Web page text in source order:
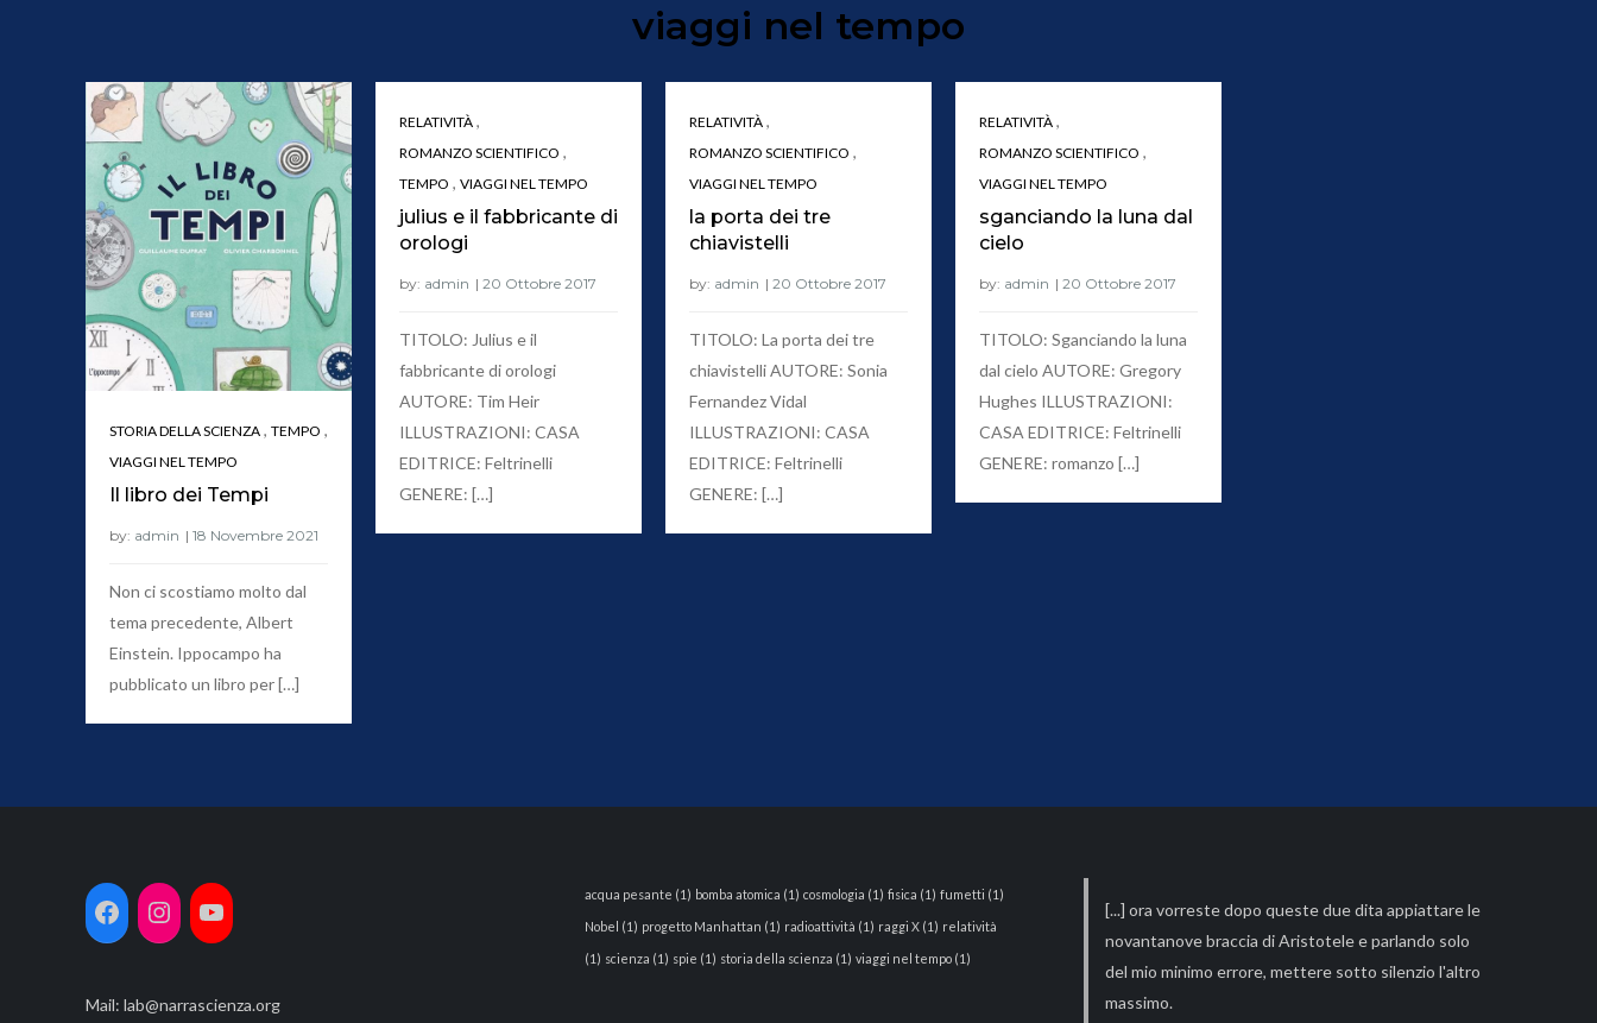
viaggi nel tempo
STORIA DELLA SCIENZA , TEMPO ,
VIAGGI NEL TEMPO
Il libro dei Tempi
by: admin
Non ci scostiamo molto dal
tema precedente, Albert
Einstein. Ippocampo ha
pubblicato un libro per […]
RELATIVITÀ ,
ROMANZO SCIENTIFICO ,
TEMPO , VIAGGI NEL TEMPO
julius e il fabbricante di
orologi
by: admin
TITOLO: Julius e il
fabbricante di orologi
AUTORE: Tim Heir
ILLUSTRAZIONI: CASA
EDITRICE: Feltrinelli
GENERE: […]
RELATIVITÀ ,
ROMANZO SCIENTIFICO ,
VIAGGI NEL TEMPO
la porta dei tre
chiavistelli
by: admin
TITOLO: La porta dei tre
chiavistelli AUTORE: Sonia
Fernandez Vidal
ILLUSTRAZIONI: CASA
EDITRICE: Feltrinelli
GENERE: […]
RELATIVITÀ ,
ROMANZO SCIENTIFICO ,
VIAGGI NEL TEMPO
sganciando la luna dal
cielo
by: admin
TITOLO: Sganciando la luna
dal cielo AUTORE: Gregory
Hughes ILLUSTRAZIONI:
CASA EDITRICE: Feltrinelli
GENERE: romanzo […]
Mail: lab@narrascienza.org
acqua pesante (1) bomba atomica (1) cosmologia (1) fisica (1) fumetti (1)
Nobel (1) progetto Manhattan (1) radioattività (1) raggi X(1) relatività
(1) scienza (1) spie (1) storia della scienza (1) viaggi nel tempo(1)
[...] ora vorreste dopo queste due dita appiattare le
novantanove braccia di Aristotele e parlando solo
del mio minimo errore, mettere sotto silenzio l'altro
massimo.